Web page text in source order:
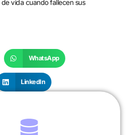
vida cuando fallecen sus
WhatsApp
LinkedIn